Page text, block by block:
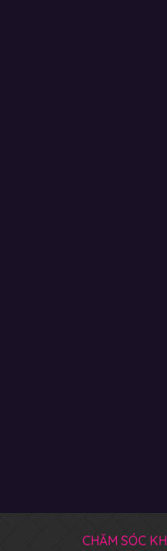
CHĂM SÓC